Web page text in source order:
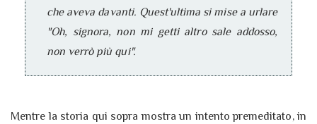
che aveva davanti. Quest'ultima si mise a urlare
"Oh, signora, non mi getti altro sale addosso,
non verrò più qui".
Mentre la storia qui sopra mostra un intento premeditato, in